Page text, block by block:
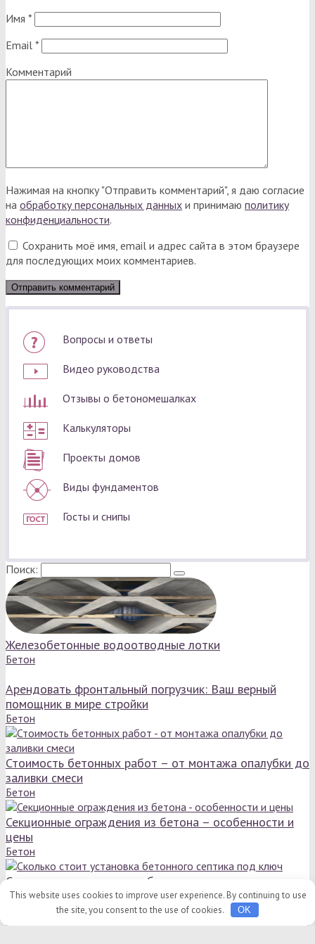
Имя *
Email *
Комментарий
Нажимая на кнопку "Отправить комментарий", я даю согласие
на обработку персональных данных и принимаю политику
конфиденциальности.
Сохранить моё имя, email и адрес сайта в этом браузере
для последующих моих комментариев.
Вопросы и ответы
Видео руководства
Отзывы о бетономешалках
Калькуляторы
Проекты домов
Виды фундаментов
Госты и снипы
Поиск:
Железобетонные водоотводные лотки
Бетон
Арендовать фронтальный погрузчик: Ваш верный
помощник в мире стройки
Бетон
Стоимость бетонных работ – от монтажа опалубки до
заливки смеси
Бетон
Секционные ограждения из бетона – особенности и
цены
Бетон
Сколько стоит установка бетонного септика под ключ
Бетон
© 2015 - 2026 stroitel-list.ru
This website uses cookies to improve user experience. By continuing to use
the site, you consent to the use of cookies.
OK